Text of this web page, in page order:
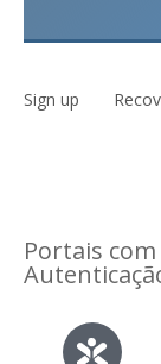
Sign up
Portais